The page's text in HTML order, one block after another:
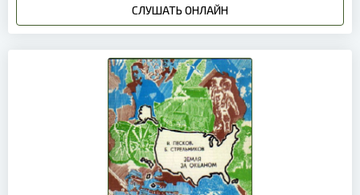
СЛУШАТЬ ОНЛАЙН